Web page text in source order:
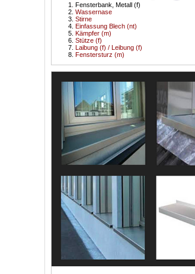
Fensterbank, Metall (f)
Wassernase
Stirne
Einfassung Blech (nt)
Kämpfer (m)
Stütze (f)
Laibung (f) / Leibung (f)
Fenstersturz (m)